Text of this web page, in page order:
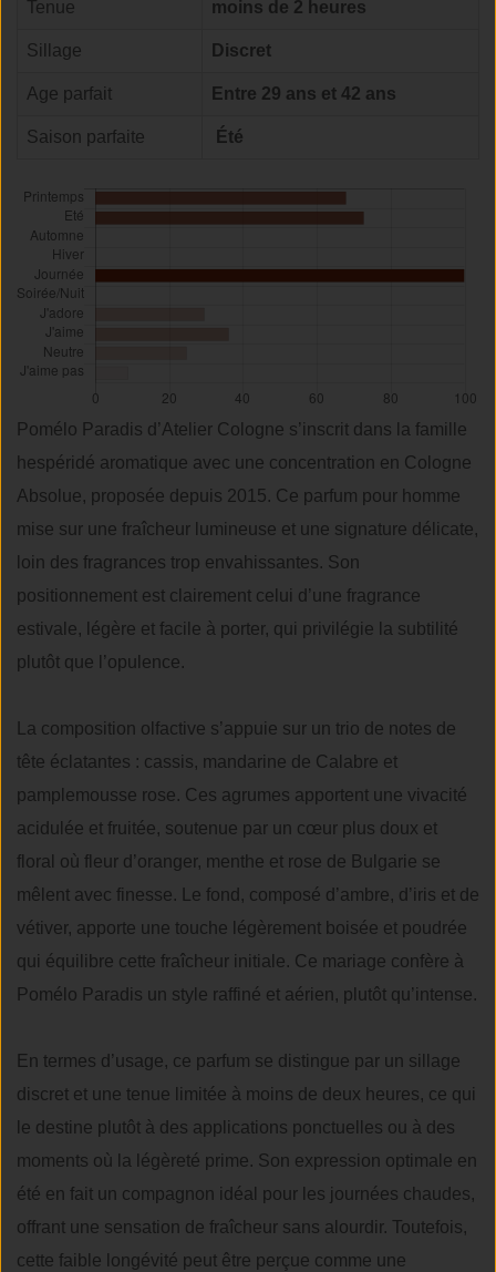
Tenue
moins de 2 heures
Sillage Discret
Age parfait Entre 29 ans et 42 ans
Saison parfaite Été
Pomélo Paradis d’Atelier Cologne s’inscrit dans la famille
hespéridé aromatique avec une concentration en Cologne
Absolue, proposée depuis 2015. Ce parfum pour homme
mise sur une fraîcheur lumineuse et une signature délicate,
loin des fragrances trop envahissantes. Son
positionnement est clairement celui d’une fragrance
estivale, légère et facile à porter, qui privilégie la subtilité
plutôt que l’opulence.
La composition olfactive s’appuie sur un trio de notes de
tête éclatantes : cassis, mandarine de Calabre et
pamplemousse rose. Ces agrumes apportent une vivacité
acidulée et fruitée, soutenue par un cœur plus doux et
floral où fleur d’oranger, menthe et rose de Bulgarie se
mêlent avec finesse. Le fond, composé d’ambre, d’iris et de
vétiver, apporte une touche légèrement boisée et poudrée
qui équilibre cette fraîcheur initiale. Ce mariage confère à
Pomélo Paradis un style raffiné et aérien, plutôt qu’intense.
En termes d’usage, ce parfum se distingue par un sillage
discret et une tenue limitée à moins de deux heures, ce qui
le destine plutôt à des applications ponctuelles ou à des
moments où la légèreté prime. Son expression optimale en
été en fait un compagnon idéal pour les journées chaudes,
offrant une sensation de fraîcheur sans alourdir. Toutefois,
cette faible longévité peut être perçue comme une